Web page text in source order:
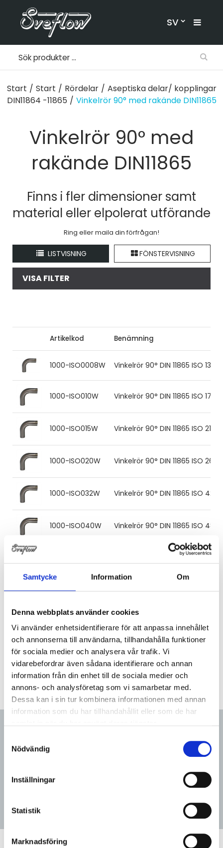
Samtycke Information Om
Denna webbplats använder cookies
Vi använder enhetsidentifierare för att anpassa innehållet
och annonserna till användarna, tillhandahålla funktioner
för sociala medier och analysera vår trafik. Vi
vidarebefordrar även sådana identifierare och annan
information från din enhet till de sociala medier och
annons- och analysföretag som vi samarbetar med.
Dessa kan i sin tur kombinera informationen med annan
information som du har tillhandahållit eller som de har
Nödvändig
Inställningar
Statistik
Marknadsföring
SV
Start / Start / Rördelar / Aseptiska delar/ kopplingar
DIN11864 -11865 / Vinkelrör 90° med rakände DIN11865
Vinkelrör 90° med
rakände DIN11865
Finns i fler dimensioner samt
material eller elpolerat utförande
Ring eller maila din förfrågan!
LISTVISNING FÖNSTERVISNING
VISA FILTER
Artikelkod Benämning
1000-ISO0008W Vinkelrör 90° DIN 11865 ISO
1000-ISO010W Vinkelrör 90° DIN 11865 ISO
1000-ISO015W Vinkelrör 90° DIN 11865 ISO
1000-ISO020W Vinkelrör 90° DIN 11865 ISO
1000-ISO032W Vinkelrör 90° DIN 11865 ISO
1000-ISO040W Vinkelrör 90° DIN 11865 ISO
Vinkelrör 90° DIN 11865 ISO
1000-ISO065W Vinkelrör 90° DIN11865 ISO
1000-ISO080W Vinkelrör 90° DIN 11865 ISO
1000-ISO100W Vinkelrör 90° DIN11865 ISO
Går på begäran att få i andra
material samt i elpolerat utförande